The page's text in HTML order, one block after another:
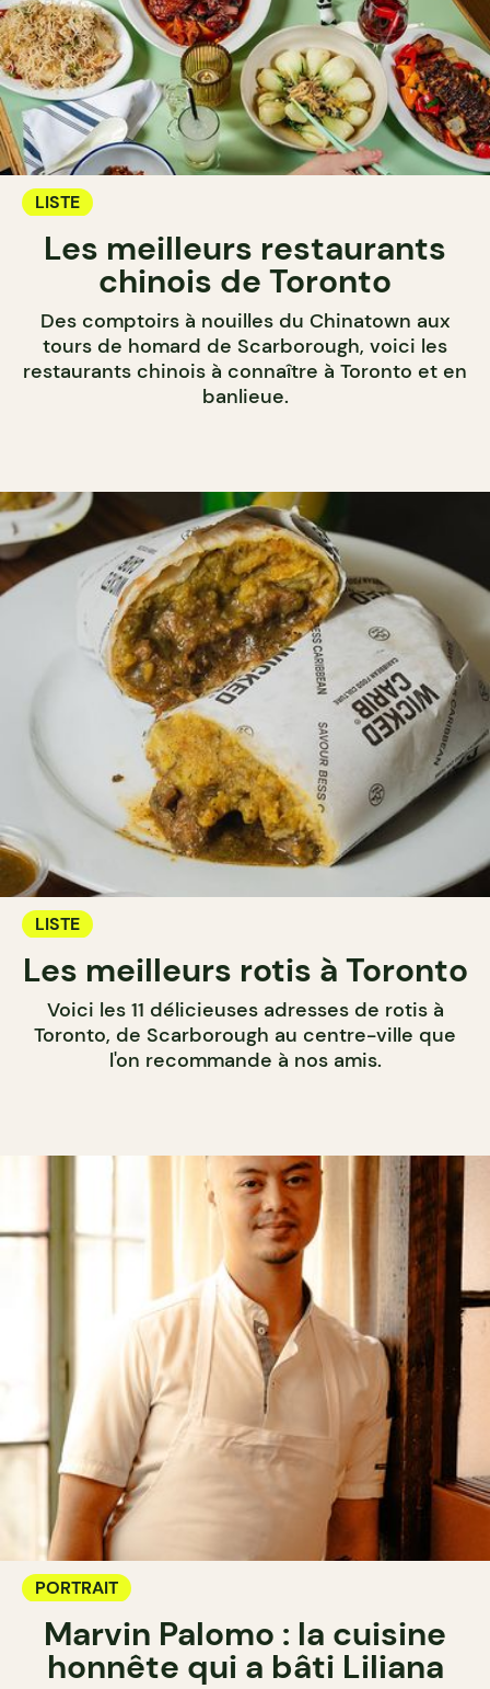
LISTE
Les meilleurs restaurants
chinois de Toronto
Des comptoirs à nouilles du Chinatown aux
tours de homard de Scarborough, voici les
restaurants chinois à connaître à Toronto et en
banlieue.
LISTE
Les meilleurs rotis à Toronto
Voici les 11 délicieuses adresses de rotis à
Toronto, de Scarborough au centre-ville que
l'on recommande à nos amis.
PORTRAIT
Marvin Palomo : la cuisine
honnête qui a bâti Liliana